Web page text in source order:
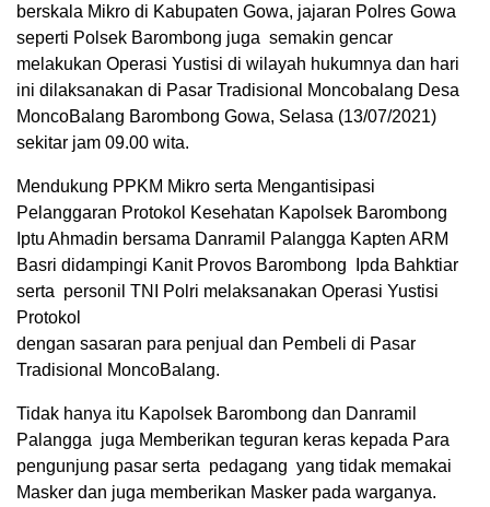
berskala Mikro di Kabupaten Gowa, jajaran Polres Gowa
seperti Polsek Barombong juga semakin gencar
melakukan Operasi Yustisi di wilayah hukumnya dan hari
ini dilaksanakan di Pasar Tradisional Moncobalang Desa
MoncoBalang Barombong Gowa, Selasa (13/07/2021)
sekitar jam 09.00 wita.
Mendukung PPKM Mikro serta Mengantisipasi
Pelanggaran Protokol Kesehatan Kapolsek Barombong
Iptu Ahmadin bersama Danramil Palangga Kapten ARM
Basri didampingi Kanit Provos Barombong Ipda Bahktiar
serta personil TNI Polri melaksanakan Operasi Yustisi
Protokol
dengan sasaran para penjual dan Pembeli di Pasar
Tradisional MoncoBalang.
Tidak hanya itu Kapolsek Barombong dan Danramil
Palangga juga Memberikan teguran keras kepada Para
pengunjung pasar serta pedagang yang tidak memakai
Masker dan juga memberikan Masker pada warganya.